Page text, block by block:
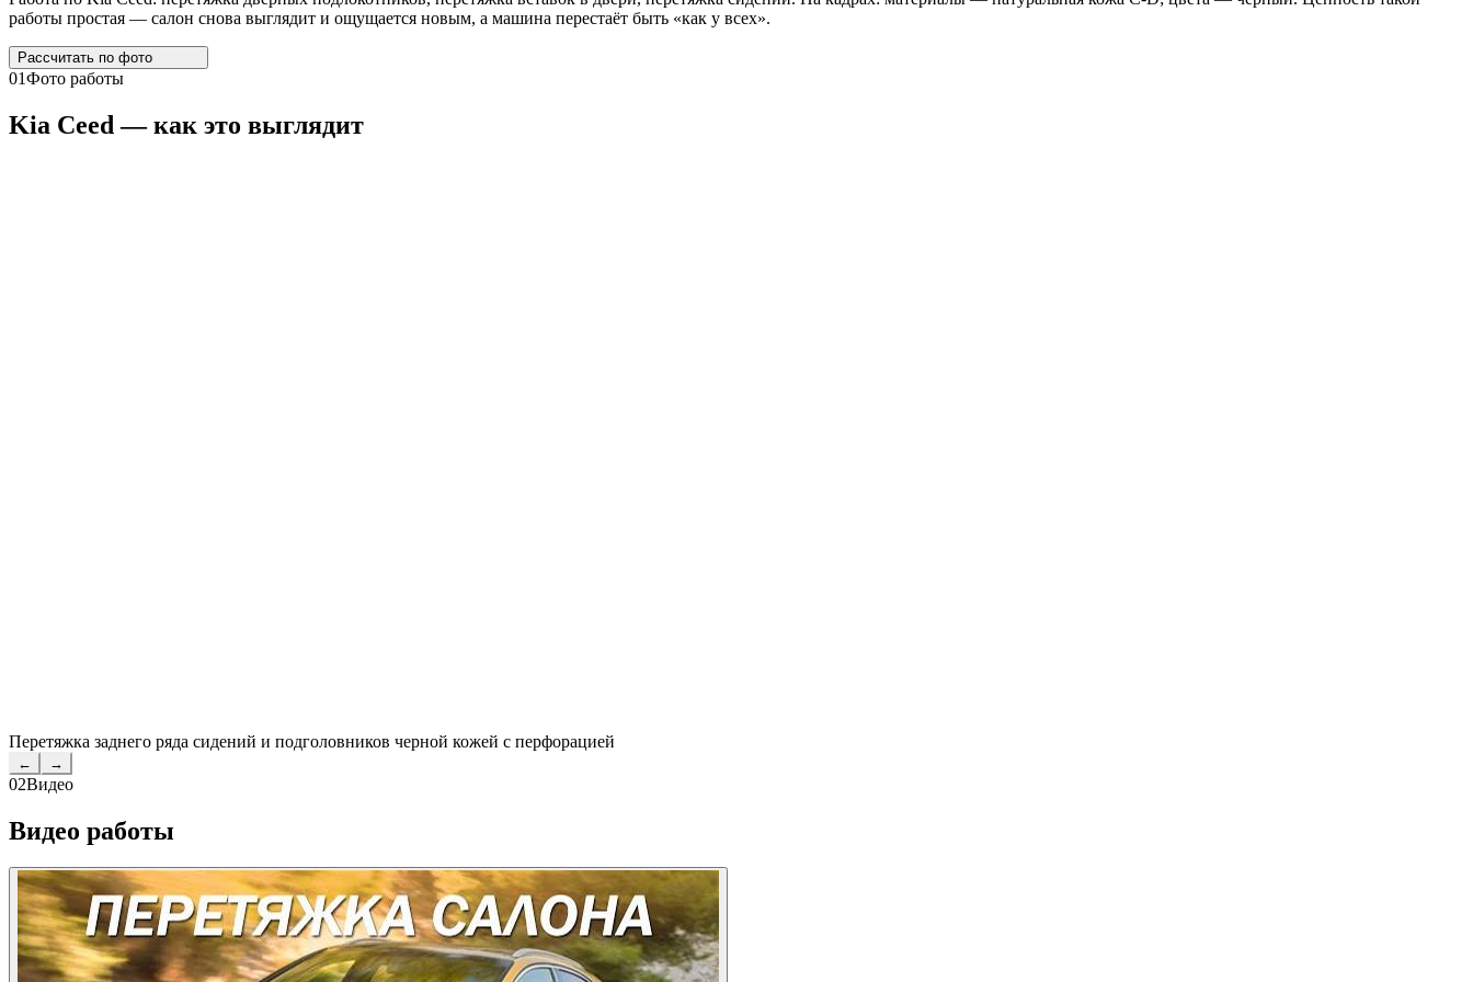
работы простая — салон снова выглядит и ощущается новым, а машина перестаёт быть «как у всех».
Рассчитать по фото
01Фото работы
Kia Ceed — как это выглядит
Перетяжка заднего ряда сидений и подголовников черной кожей с перфорацией
← →
02Видео
Видео работы